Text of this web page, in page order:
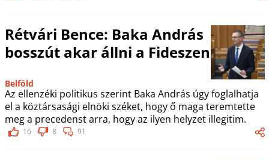
Rétvári Bence: Baka András
bosszút akar állni a Fideszen
Belföld
Az ellenzéki politikus szerint Baka András úgy foglalhatja
el a köztársasági elnöki széket, hogy ő maga teremtette
meg a precedenst arra, hogy az ilyen helyzet illegitim.
16 8 91